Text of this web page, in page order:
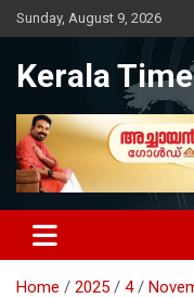
Skip
to
Sunday, August 9, 2026
Kerala
Home 2025 4